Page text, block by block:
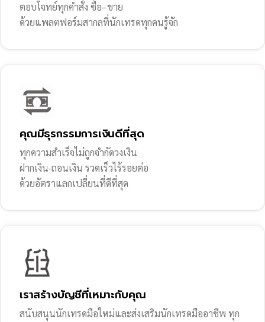
ตอบโจทย์ทุกคำสั่ง ซื้อ–ขาย
ด้วยแพลตฟอร์มสากลที่นักเทรดทุกคนรู้จัก
คุณมีธุรกรรมการเงินดีที่สุด
ทุกความสำเร็จไม่ถูกจำกัดวงเงิน
ฝากเงิน-ถอนเงิน รวดเร็วไร้รอยต่อ
ด้วยอัตราแลกเปลี่ยนที่ดีที่สุด
เราสร้างบัญชีที่เหมาะกับคุณ
สนับสนุนนักเทรดมือใหม่และส่งเสริมนักเทรดมืออาชีพ ทุก